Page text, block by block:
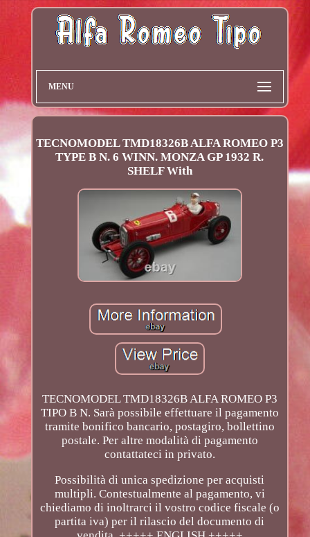
MENU
TECNOMODEL TMD18326B ALFA ROMEO P3
TYPE B N. 6 WINN. MONZA GP 1932 R.
SHELF With
TECNOMODEL TMD18326B ALFA ROMEO P3
TIPO B N. Sarà possibile effettuare il pagamento
tramite bonifico bancario, postagiro, bollettino
postale. Per altre modalità di pagamento
contattateci in privato.
Possibilità di unica spedizione per acquisti
multipli. Contestualmente al pagamento, vi
chiediamo di inoltrarci il vostro codice fiscale (o
partita iva) per il rilascio del documento di